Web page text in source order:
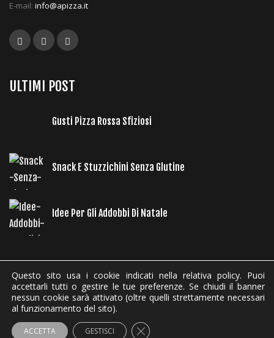
E-mail: info@apizza.it
ULTIMI POST
Gusti Pizza Rossa Sfiziosi
Snack E Stuzzichini Senza Glutine
Idee Per Gli Addobbi Di Natale
Vulcano Food Gourmet srl - P.IVA 07700471217 | Powered by
Pubblicità a Napoli AT ADV|Cookie Policy
vendita
Questo sito usa i cookie indicati nella relativa policy. Puoi
accettarli tutti o gestire le tue preferenze. Se chiudi il banner
nessun cookie sarà attivato (oltre quelli strettamente necessari
al funzionamento del sito).
ACCETTA GESTISCI Close GDPR Cookie Banner